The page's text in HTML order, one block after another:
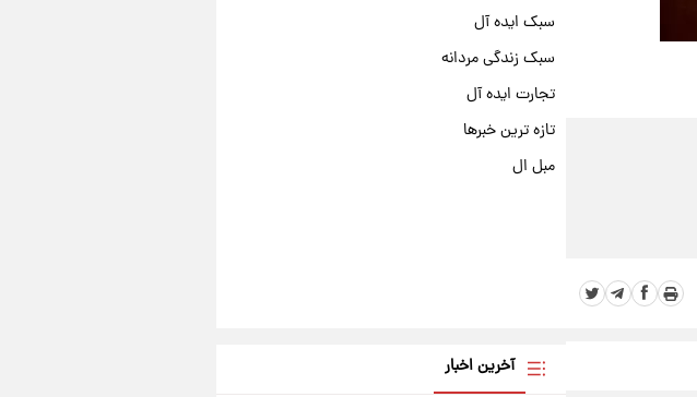
سبک ایده آل
سبک زندگی مردانه
تجارت ایده آل
تازه ترین خبرها
مبل ال
آخرین اخبار